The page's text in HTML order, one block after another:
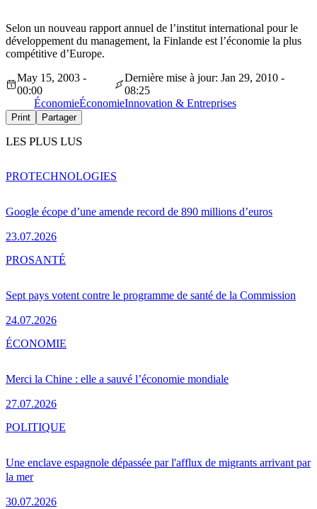
Selon un nouveau rapport annuel de l’institut international pour le
développement du management, la Finlande est l’économie la plus
compétitive d’Europe.
May 15, 2003 -
00:00
Dernière mise à jour: Jan 29, 2010 -
08:25
ÉconomieÉconomieInnovation & Entreprises
Print Partager
LES PLUS LUS
Google écope d’une amende record de 890 millions d’euros
23.07.2026
PROTECHNOLOGIES
Sept pays votent contre le programme de santé de la Commission
24.07.2026
PROSANTÉ
Merci la Chine : elle a sauvé l’économie mondiale
27.07.2026
ÉCONOMIE
Une enclave espagnole dépassée par l'afflux de migrants arrivant par
la mer
30.07.2026
POLITIQUE